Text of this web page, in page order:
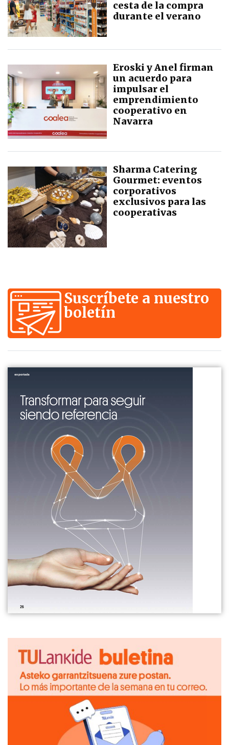
cesta de la compra
durante el verano
Eroski y Anel firman
un acuerdo para
impulsar el
emprendimiento
cooperativo en
Navarra
Sharma Catering
Gourmet: eventos
corporativos
exclusivos para las
cooperativas
Suscríbete a nuestro
boletín